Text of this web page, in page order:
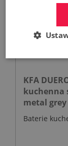
KFA
kuchenna
metal grey
Baterie